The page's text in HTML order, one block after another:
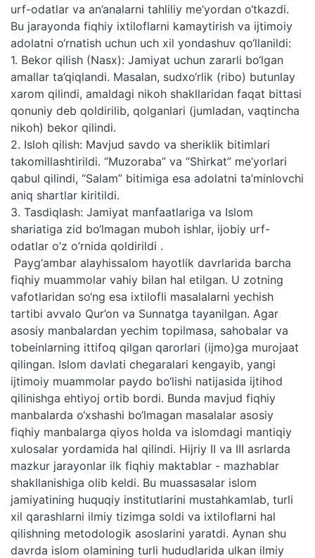
urf-odatlar va an’analarni tahliliy me’yordan o‘tkazdi.
Bu jarayonda fiqhiy ixtiloflarni kamaytirish va ijtimoiy
adolatni o‘rnatish uchun uch xil yondashuv qo‘llanildi:
1. Bekor qilish (Nasx): Jamiyat uchun zararli bo‘lgan
amallar ta’qiqlandi. Masalan, sudxo‘rlik (ribo) butunlay
xarom qilindi, amaldagi nikoh shakllaridan faqat bittasi
qonuniy deb qoldirilib, qolganlari (jumladan, vaqtincha
nikoh) bekor qilindi.
2. Isloh qilish: Mavjud savdo va sheriklik bitimlari
takomillashtirildi. “Muzoraba” va “Shirkat” me’yorlari
qabul qilindi, “Salam” bitimiga esa adolatni ta’minlovchi
aniq shartlar kiritildi.
3. Tasdiqlash: Jamiyat manfaatlariga va Islom
shariatiga zid bo‘lmagan muboh ishlar, ijobiy urf-
odatlar o’z o’rnida qoldirildi .
Payg‘ambar alayhissalom hayotlik davrlarida barcha
fiqhiy muammolar vahiy bilan hal etilgan. U zotning
vafotlaridan so‘ng esa ixtilofli masalalarni yechish
tartibi avvalo Qur’on va Sunnatga tayanilgan. Agar
asosiy manbalardan yechim topilmasa, sahobalar va
tobeinlarning ittifoq qilgan qarorlari (ijmo)ga murojaat
qilingan. Islom davlati chegaralari kengayib, yangi
ijtimoiy muammolar paydo bo‘lishi natijasida ijtihod
qilinishga ehtiyoj ortib bordi. Bunda mavjud fiqhiy
manbalarda o‘xshashi bo‘lmagan masalalar asosiy
fiqhiy manbalarga qiyos holda va islomdagi mantiqiy
xulosalar yordamida hal qilindi. Hijriy II va III asrlarda
mazkur jarayonlar ilk fiqhiy maktablar - mazhablar
shakllanishiga olib keldi. Bu muassasalar islom
jamiyatining huquqiy institutlarini mustahkamlab, turli
xil qarashlarni ilmiy tizimga soldi va ixtiloflarni hal
qilishning metodologik asoslarini yaratdi. Aynan shu
davrda islom olamining turli hududlarida ulkan ilmiy